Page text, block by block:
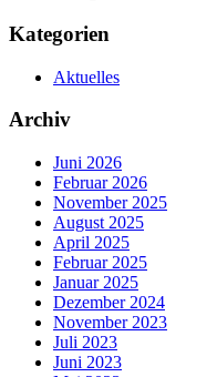
Kategorien
Aktuelles
Archiv
Juni 2026
Februar 2026
November 2025
August 2025
April 2025
Februar 2025
Januar 2025
Dezember 2024
November 2023
Juli 2023
Juni 2023